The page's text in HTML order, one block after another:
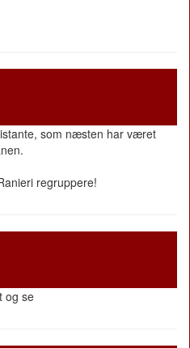
som næsten har været
regruppere!
og se